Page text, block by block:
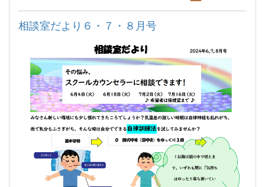
相談室だより６・７・８月号